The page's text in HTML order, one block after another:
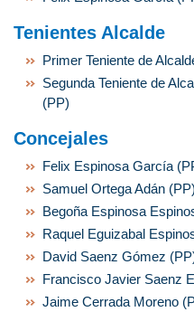
Tenientes Alcalde
Primer Teniente de
Segunda Teniente de
(PP)
Concejales
Felix Espinosa García
Samuel Ortega Adán (PP)
Begoña Espinosa
Raquel Eguizabal
David Saenz Gómez
Francisco Javier Saenz
Jaime Cerrada Moreno